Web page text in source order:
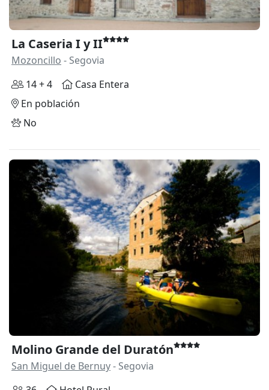
La Caseria I y II
Mozoncillo - Segovia
14 + 4
Casa Entera
En población
No
Molino Grande del Duratón
San Miguel de Bernuy- Segovia